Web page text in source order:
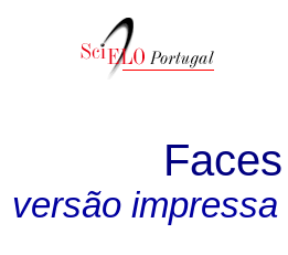
versão impressa